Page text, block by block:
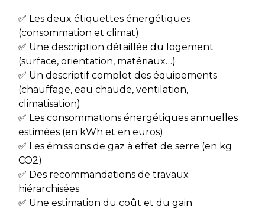
✅ Les deux étiquettes énergétiques
(consommation et climat)
✅ Une description détaillée du logement
(surface, orientation, matériaux…)
✅ Un descriptif complet des équipements
(chauffage, eau chaude, ventilation,
climatisation)
✅ Les consommations énergétiques annuelles
estimées (en kWh et en euros)
✅ Les émissions de gaz à effet de serre (en kg
CO2)
✅ Des recommandations de travaux
hiérarchisées
✅ Une estimation du coût et du gain